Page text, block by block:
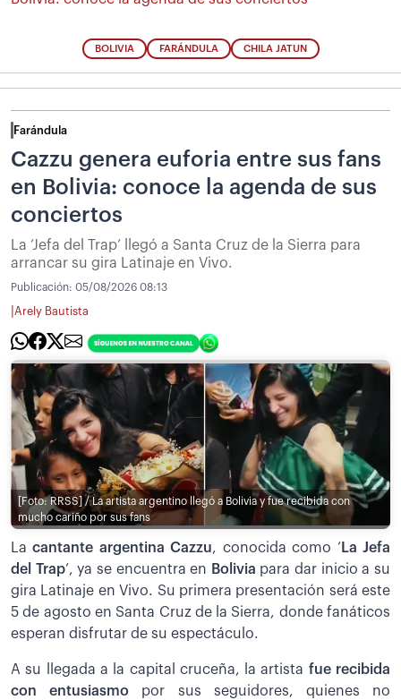
BOLIVIA FARÁNDULA CHILA JATUN
Farándula
Cazzu genera euforia entre sus fans
en Bolivia: conoce la agenda de sus
conciertos
La ‘Jefa del Trap’ llegó a Santa Cruz de la Sierra para
arrancar su gira Latinaje en Vivo.
Publicación: 05/08/2026 08:13
Arely Bautista
[Foto: RRSS] / La artista argentino llegó a Bolivia y fue recibida con
mucho cariño por sus fans
Lacantante argentina Cazzu, conocida como ‘ La Jefa
del Trap’, ya se encuentra en Bolivia para dar inicio a su
gira Latinaje en Vivo. Su primera presentación será este
5 de agosto en Santa Cruz de la Sierra, donde fanáticos
esperan disfrutar de su espectáculo.
A su llegada a la capital cruceña, la artista fue recibida
con entusiasmo por sus seguidores, quienes no